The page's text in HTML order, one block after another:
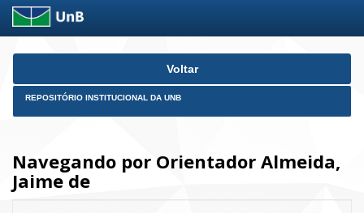
Skip
Voltar
REPOSITÓRIO INSTITUCIONAL DA UNB
Navegando por Orientador Almeida,
Jaime de